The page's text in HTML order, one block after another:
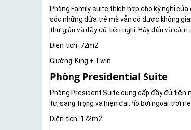
Phòng Family suite thích hợp cho kỳ nghỉ
sóc những đứa trẻ mà vẫn có được không
thư giãn và đầy đủ tiện nghi. Hãy đến và
Diện tích: 72m2.
Giường: King + Twin.
Phòng Presidential Suite
Phòng President Suite cung cấp đầy đủ tiện
tư, sang trọng và hiện đại, hồ bơi ngoài trời
Diện tích: 172m2.